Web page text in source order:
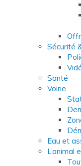
Sécurité
Santé
Voirie
Eau et
L’animal